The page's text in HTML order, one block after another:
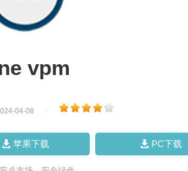
vpm
04-08
苹果下载 PC下载